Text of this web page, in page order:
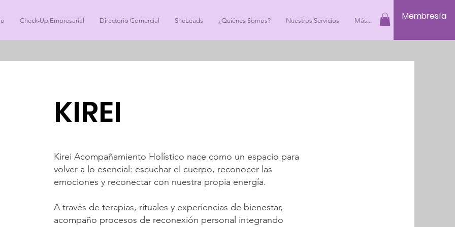
Check-Up Empresarial Directorio Comercial SheLeads ¿Quiénes Somos? Nuestros Servicios Más... Membresía
KIREI
Kirei Acompañamiento Holístico nace como un espacio para
volver a lo esencial: escuchar el cuerpo, reconocer las
emociones y reconectar con nuestra propia energía.
A través de terapias, rituales y experiencias de bienestar,
acompaño procesos de reconexión personal integrando